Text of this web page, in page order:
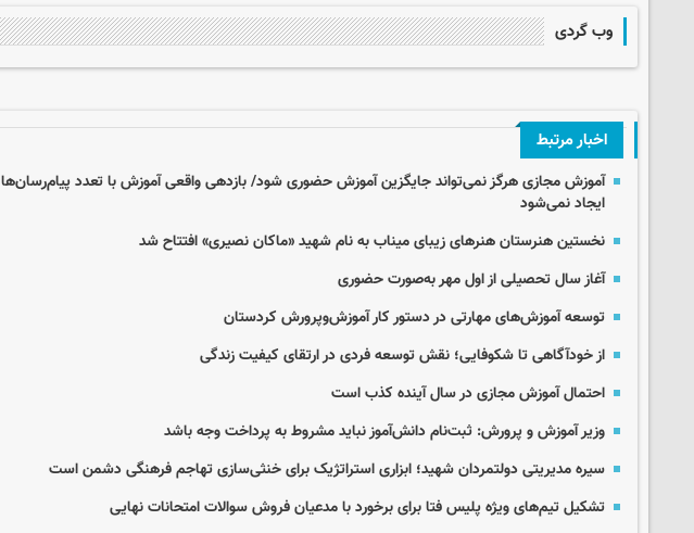
وب گردی
اخبار مرتبط
آموزش مجازی هرگز نمی‌تواند جایگزین آموزش حضوری شود/ بازدهی واقعی آموزش با تعدد پیام‌رسان‌ها
ایجاد نمی‌شود
نخستین هنرستان هنرهای زیبای میناب به نام شهید «ماکان نصیری» افتتاح شد
آغاز سال تحصیلی از اول مهر به‌صورت حضوری
توسعه آموزش‌های مهارتی در دستور کار آموزش‌وپرورش کردستان
از خودآگاهی تا شکوفایی؛ نقش توسعه فردی در ارتقای کیفیت زندگی
احتمال آموزش مجازی در سال آینده کذب است
وزیر آموزش و پرورش: ثبت‌نام دانش‌آموز نباید مشروط به پرداخت وجه باشد
سیره مدیریتی دولتمردان شهید؛ ابزاری استراتژیک برای خنثی‌سازی تهاجم فرهنگی دشمن است
تشکیل تیم‌های ویژه پلیس فتا برای برخورد با مدعیان فروش سوالات امتحانات نهایی